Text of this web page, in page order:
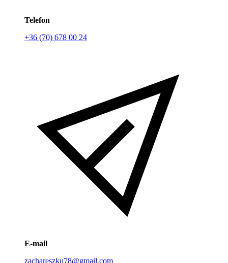
Telefon
+36 (70) 678 00 24
E-mail
zachareszku78@gmail.com